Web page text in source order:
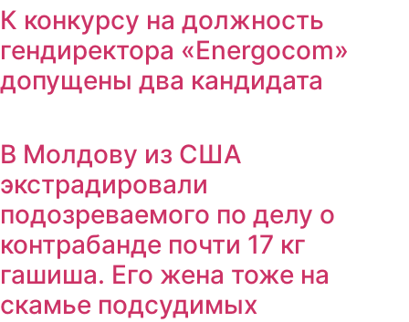
К конкурсу на должность
гендиректора «Energocom»
допущены два кандидата
В Молдову из США
экстрадировали
подозреваемого по делу о
контрабанде почти 17 кг
гашиша. Его жена тоже на
скамье подсудимых